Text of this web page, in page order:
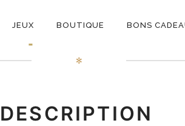
JEUX BOUTIQUE BONS
Captain Sonar
✻
DESCRIPTION